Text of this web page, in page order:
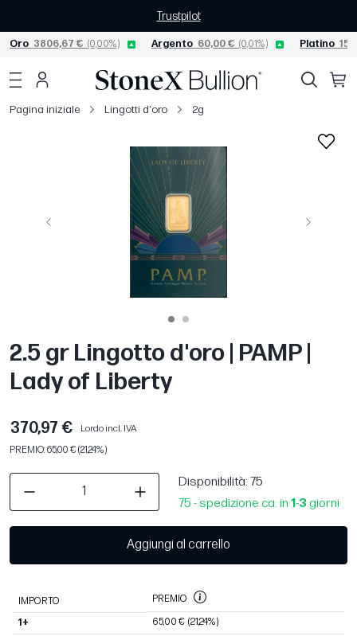
Trustpilot
Oro 3806,67 € (0,00%) Argento 60,00 € (0,01%) Platino
Pagina iniziale Lingotti d'oro 2g
Precedente Avanti
2.5 gr Lingotto d'oro | PAMP |
Lady of Liberty
370,97 €
Lordo incl. IVA
PREMIO: 65,00 € (21,24%)
Disponibilità: 75
75 - spedizione ca. in 1-3 giorni
Aggiungi al carrello
IMPORTO PREMIO
1+ 65,00 € (21,24%)